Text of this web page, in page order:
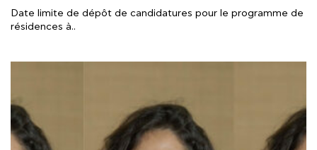
Date limite de dépôt de candidatures pour le programme de
résidences à..